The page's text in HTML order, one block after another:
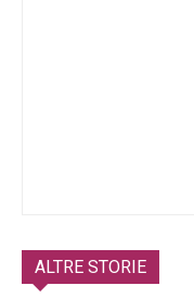
ALTRE STORIE